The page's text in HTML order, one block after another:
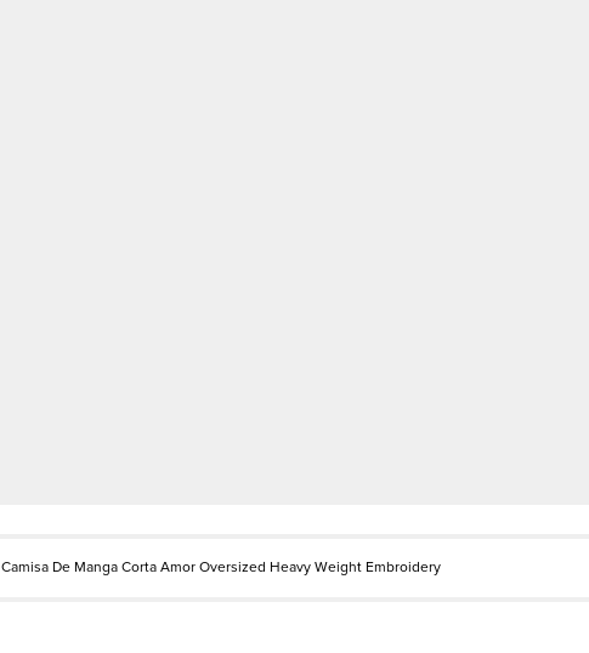
Camisa De Manga Corta Amor Oversized Heavy Weight Embroidery